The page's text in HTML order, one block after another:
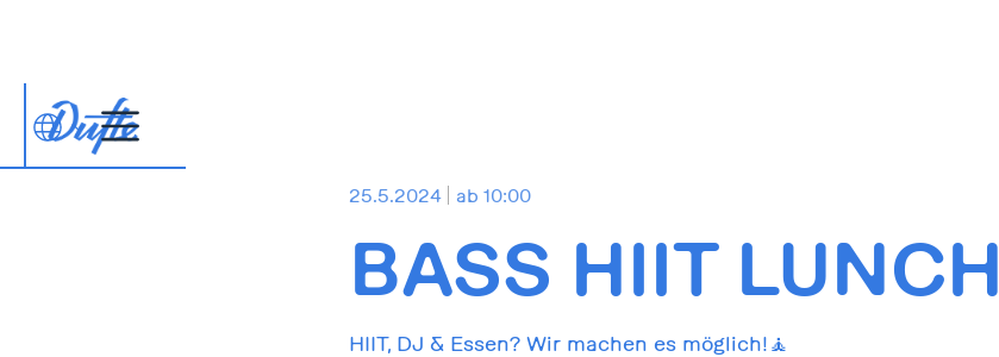
25.5.2024 ab 10:00
BASS HIIT LUNCH
HIIT, DJ & Essen? Wir machen es möglich!🧘